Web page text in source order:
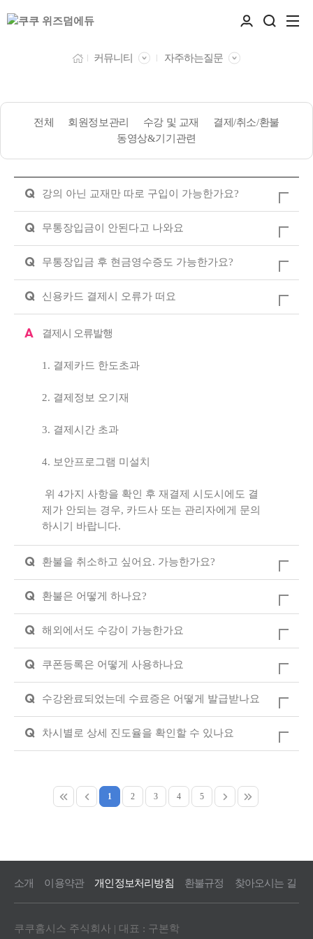
커뮤니티 자주하는질문
전체 회원정보관리 수강 및 교재
결제/취소/환불
동영상&기기관련
Q 강의 아닌 교재만 따로 구입이 가능한가요?
Q 무통장입금이 안된다고 나와요
Q 무통장입금 후 현금영수증도 가능한가요?
Q 신용카드 결제시 오류가 떠요
A 결제시 오류발행
1. 결제카드 한도초과
2. 결제정보 오기재
3. 결제시간 초과
4. 보안프로그램 미설치
위 4가지 사항을 확인 후 재결제 시도시에도 결
제가 안되는 경우, 카드사 또는 관리자에게 문의
하시기 바랍니다.
Q 환불을 취소하고 싶어요. 가능한가요?
Q 환불은 어떻게 하나요?
Q 해외에서도 수강이 가능한가요
Q 쿠폰등록은 어떻게 사용하나요
Q 수강완료되었는데 수료증은 어떻게 발급받나요
Q 차시별로 상세 진도율을 확인할 수 있나요
1 2 3 4 5
소개 이용약관 개인정보처리방침 환불규정 찾아오시는 길
쿠쿠홈시스 주식회사 | 대표 : 구본학